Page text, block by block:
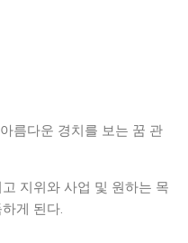
름다운 경치를 보는 꿈 관
지위와 사업 및 원하는 목
게 된다.